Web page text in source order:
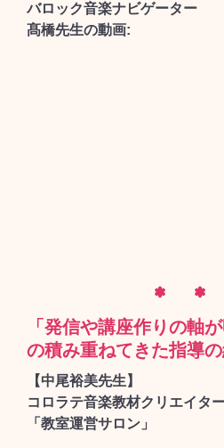
バロック音楽ナビゲーター
髙橋先生の動画:
✽ ✽
「発信や講座作りの軸
の積み重ねてきた指導の
【中尾裕美先生】
コロラテ音楽教材クリエイタ
「教室運営サロン」